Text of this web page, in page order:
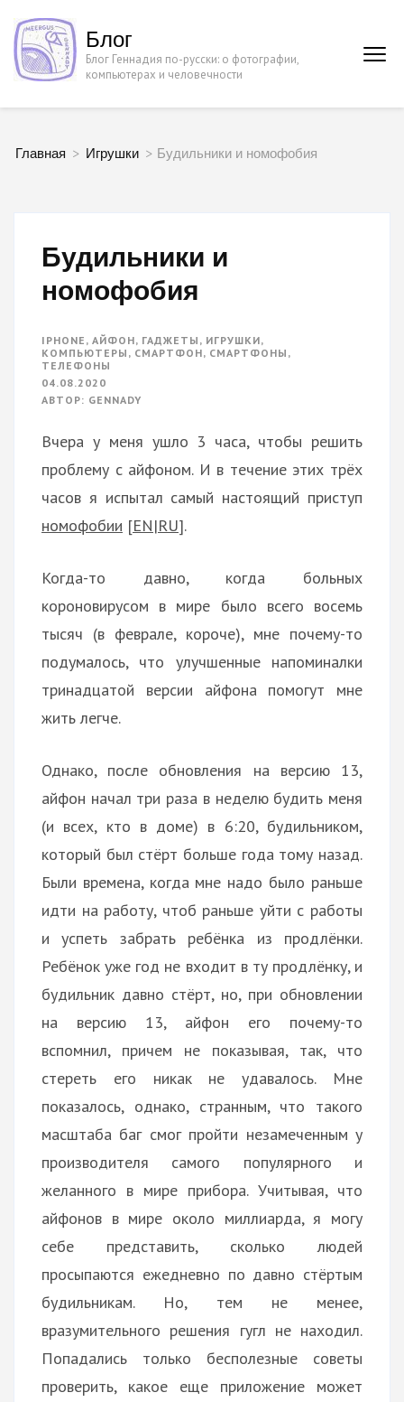
Перейти
содержимому
Блог
Блог Геннадия по-русски: о фотографии,
компьютерах и человечности
Главная > Игрушки > Будильники и номофобия
Будильники и
номофобия
IPHONE , АЙФОН, ГАДЖЕТЫ , ИГРУШКИ,
КОМПЬЮТЕРЫ , СМАРТФОН, СМАРТФОНЫ ,
ТЕЛЕФОНЫ
04.08.2020
АВТОР: GENNADY
Вчера у меня ушло 3 часа, чтобы решить
проблему с айфоном. И в течение этих трёх
часов я испытал самый настоящий приступ
номофобии [EN|RU].
Когда-то давно, когда больных
короновирусом в мире было всего восемь
тысяч (в феврале, короче), мне почему-то
подумалось, что улучшенные напоминалки
тринадцатой версии айфона помогут мне
жить легче.
Однако, после обновления на версию 13,
айфон начал три раза в неделю будить меня
(и всех, кто в доме) в 6:20, будильником,
который был стёрт больше года тому назад.
Были времена, когда мне надо было раньше
идти на работу, чтоб раньше уйти с работы
и успеть забрать ребёнка из продлёнки.
Ребёнок уже год не входит в ту продлёнку, и
будильник давно стёрт, но, при обновлении
на версию 13, айфон его почему-то
вспомнил, причем не показывая, так, что
стереть его никак не удавалось. Мне
показалось, однако, странным, что такого
масштаба баг смог пройти незамеченным у
производителя самого популярного и
желанного в мире прибора. Учитывая, что
айфонов в мире около миллиарда, я могу
себе представить, сколько людей
просыпаются ежедневно по давно стёртым
будильникам. Но, тем не менее,
вразумительного решения гугл не находил.
Попадались только бесполезные советы
проверить, какое еще приложение может